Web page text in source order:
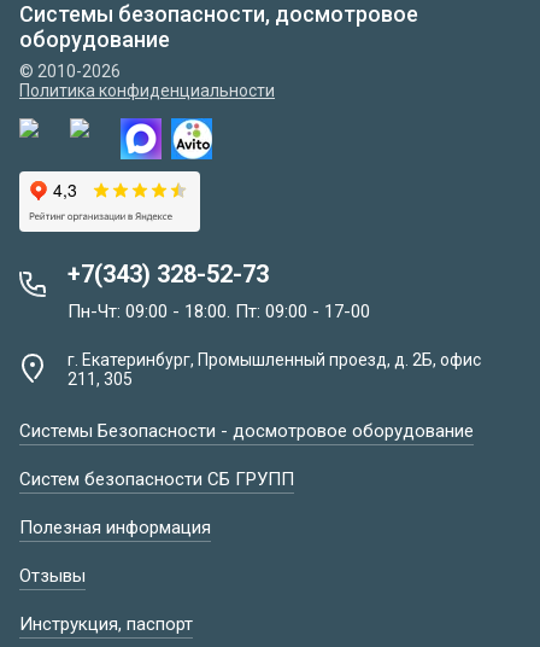
Системы безопасности, досмотровое
оборудование
© 2010-2026
Политика конфиденциальности
+7(343) 328-52-73
Пн-Чт: 09:00 - 18:00. Пт: 09:00 - 17-00
г. Екатеринбург, Промышленный проезд, д. 2Б, офис
211, 305
Системы Безопасности - досмотровое оборудование
Систем безопасности СБ ГРУПП
Полезная информация
Отзывы
Инструкция, паспорт